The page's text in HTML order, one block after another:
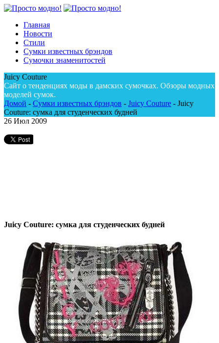
Главная
Новости
Стили
Сумки известных брэндов
Сумочки знаменитостей
Juicy Couture
Сайт о тенденциях моды в дамских сумочках. Обзоры модных
моделей сумок.
Домой - Сумки известных брэндов - Juicy Couture - Juicy
Couture: сумка для студенческих будней
26 Июл 2009
Juicy Couture: сумка для студенческих будней